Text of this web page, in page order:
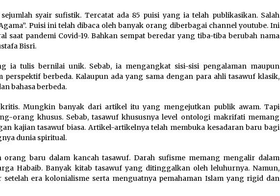
syair sufistik. Tercatat ada 85 puisi yang ia telah publikasikan. Salah
Puisi ini telah dibaca oleh banyak orang diberbagai channel youtube. Ini
saat pandemi Covid-19. Bahkan sempat beredar yang tiba-tiba berubah nama
Bisri.
ia tulis bernilai unik. Sebab, ia mengangkat sisi-sisi pengalaman maupun
perspektif berbeda. Kalaupun ada yang sama dengan para ahli tasawuf klasik,
bahasa berbeda.
Mungkin banyak dari artikel itu yang mengejutkan publik awam. Tapi
orang khusus. Sebab, tasawuf khususnya level ontologi makrifati memang
kajian tasawuf biasa. Artikel-artikelnya telah membuka kesadaran baru bagi
dunia spiritual.
orang baru dalam kancah tasawuf. Darah sufisme memang mengalir dalam
Habaib. Banyak kitab tasawuf yang ditinggalkan oleh leluhurnya. Namun,
era kolonialisme serta menguatnya pemahaman Islam yang rigid dan